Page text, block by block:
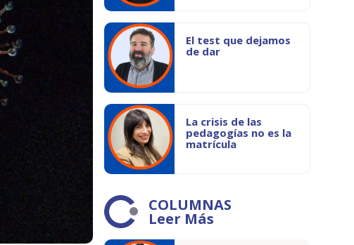
El test que dejamos
de dar
La crisis de las
pedagogías no es la
matrícula
COLUMNAS
Leer Más